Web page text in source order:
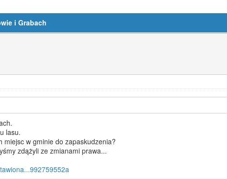
i Grabach
lasu.
miejsc w gminie do zapaskudzenia?
zdążyli ze zmianami prawa...